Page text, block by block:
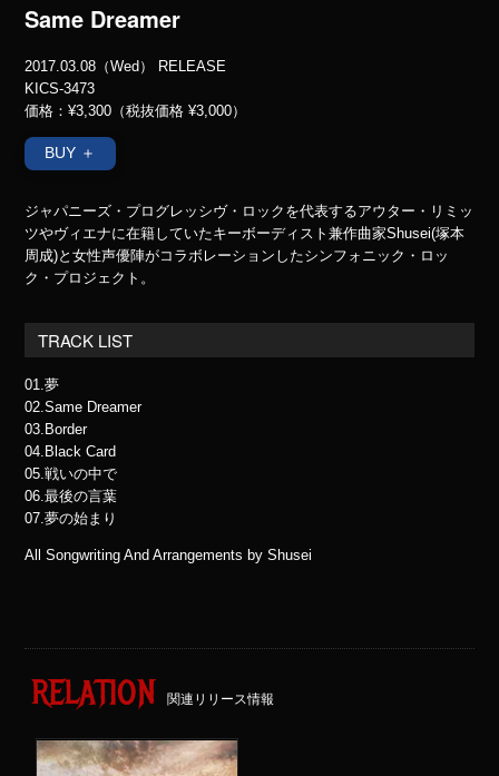
Same Dreamer
2017.03.08（Wed） RELEASE
KICS-3473
価格：¥3,300（税抜価格 ¥3,000）
BUY ＋
ジャパニーズ・プログレッシヴ・ロックを代表するアウター・リミッ
ツやヴィエナに在籍していたキーボーディスト兼作曲家Shusei(塚本
周成)と女性声優陣がコラボレーションしたシンフォニック・ロッ
ク・プロジェクト。
TRACK LIST
01.夢
02.Same Dreamer
03.Border
04.Black Card
05.戦いの中で
06.最後の言葉
07.夢の始まり
All Songwriting And Arrangements by Shusei
RELATION 関連リリース情報